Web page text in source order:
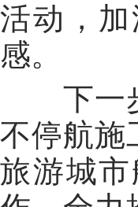
活动，
感。
下一
不停航施
旅游城